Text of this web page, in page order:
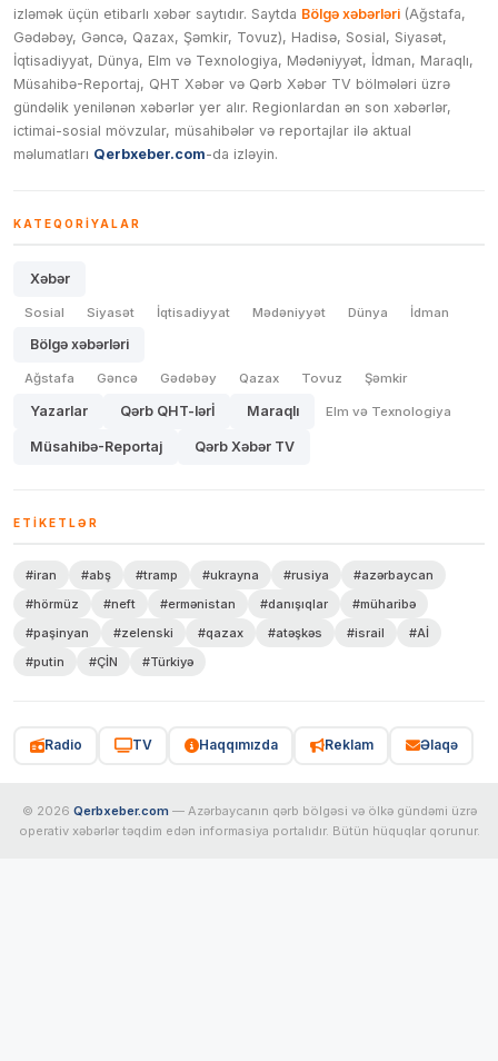
izləmək üçün etibarlı xəbər saytıdır. Saytda Bölgə xəbərləri (Ağstafa,
Gədəbəy, Gəncə, Qazax, Şəmkir, Tovuz), Hadisə, Sosial, Siyasət,
İqtisadiyyat, Dünya, Elm və Texnologiya, Mədəniyyət, İdman, Maraqlı,
Müsahibə-Reportaj, QHT Xəbər və Qərb Xəbər TV bölmələri üzrə
gündəlik yenilənən xəbərlər yer alır. Regionlardan ən son xəbərlər,
ictimai-sosial mövzular, müsahibələr və reportajlar ilə aktual
məlumatları Qerbxeber.com-da izləyin.
KATEQORIYALAR
Xəbər
Sosial Siyasət İqtisadiyyat Mədəniyyət Dünya İdman
Bölgə xəbərləri
Ağstafa Gəncə Gədəbəy Qazax Tovuz Şəmkir
Yazarlar Qərb QHT-lərİ Maraqlı Elm və Texnologiya
Müsahibə-Reportaj Qərb Xəbər TV
ETIKETLƏR
#iran #abş #tramp #ukrayna #rusiya
#azərbaycan
#hörmüz
#neft #ermənistan #danışıqlar
#müharibə
#paşinyan
#zelenski #qazax #atəşkəs #israil
#Aİ
#putin
#ÇİN #Türkiyə
Radio TV Haqqımızda Reklam Əlaqə
© 2026 Qerbxeber.com — Azərbaycanın qərb bölgəsi və ölkə gündəmi üzrə
operativ xəbərlər təqdim edən informasiya portalıdır. Bütün hüquqlar qorunur.